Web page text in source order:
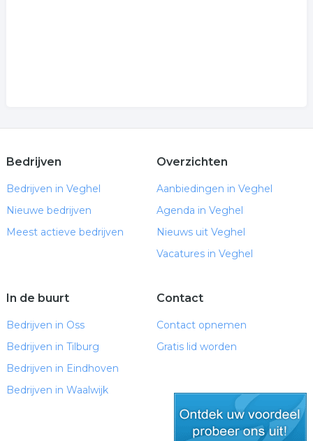
Bedrijven
Bedrijven in Veghel
Nieuwe bedrijven
Meest actieve bedrijven
Overzichten
Aanbiedingen in Veghel
Agenda in Veghel
Nieuws uit Veghel
Vacatures in Veghel
In de buurt
Bedrijven in Oss
Bedrijven in Tilburg
Bedrijven in Eindhoven
Bedrijven in Waalwijk
Contact
Contact opnemen
Gratis lid worden